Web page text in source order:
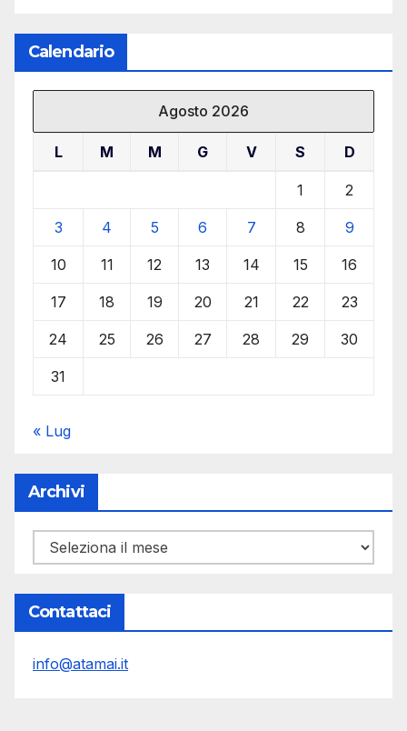
Calendario
Agosto 2026
L M M G V S D
1 2
3 4 5 6 7 8 9
10 11 12 13 14 15 16
17 18 19 20 21 22 23
24 25 26 27 28 29 30
31
« Lug
Archivi
Archivi
Contattaci
info@atamai.it